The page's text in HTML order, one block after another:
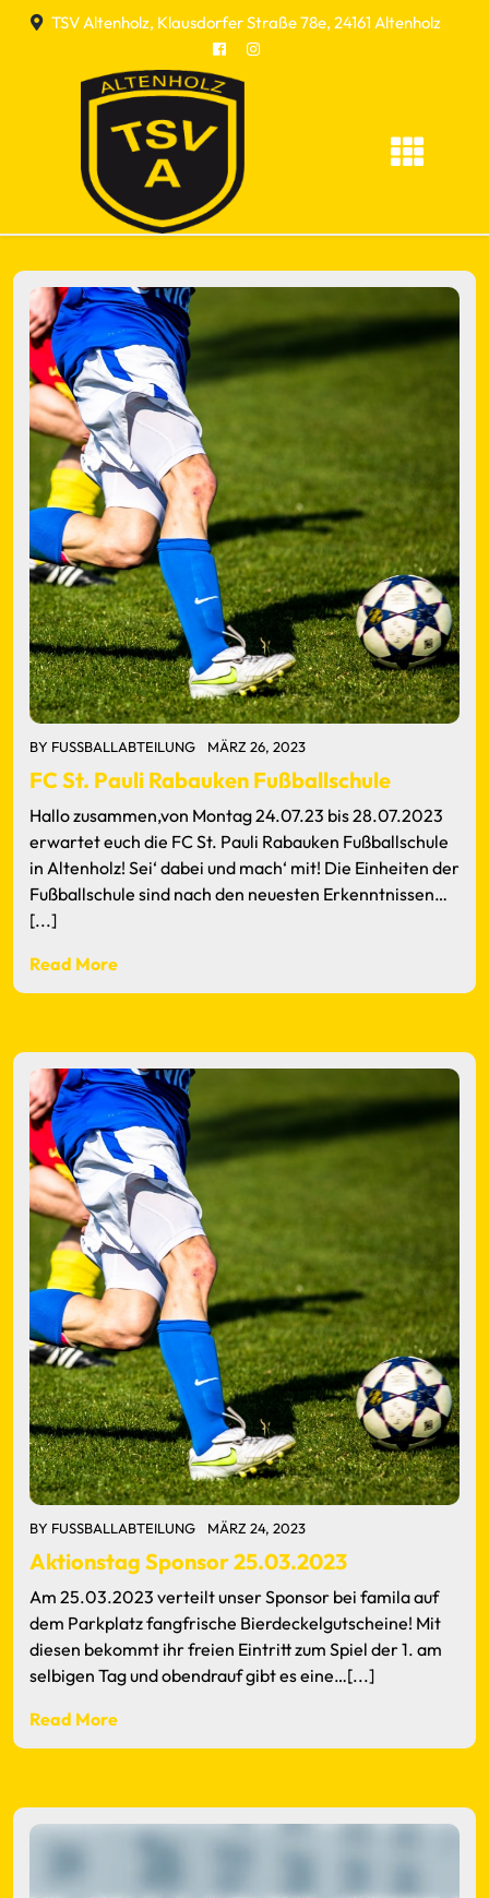
Skip
TSV Altenholz, Klausdorfer Straße 78e, 24161 Altenholz
BY FUSSBALLABTEILUNG MÄRZ 26, 2023
FC St. Pauli Rabauken Fußballschule
Hallo zusammen,von Montag 24.07.23 bis 28.07.2023
erwartet euch die FC St. Pauli Rabauken Fußballschule
in Altenholz! Sei‘ dabei und mach‘ mit! Die Einheiten der
Fußballschule sind nach den neuesten Erkenntnissen…
[...]
Read More
BY FUSSBALLABTEILUNG MÄRZ 24, 2023
Aktionstag Sponsor 25.03.2023
Am 25.03.2023 verteilt unser Sponsor bei famila auf
dem Parkplatz fangfrische Bierdeckelgutscheine! Mit
diesen bekommt ihr freien Eintritt zum Spiel der 1. am
selbigen Tag und obendrauf gibt es eine…[...]
Read More